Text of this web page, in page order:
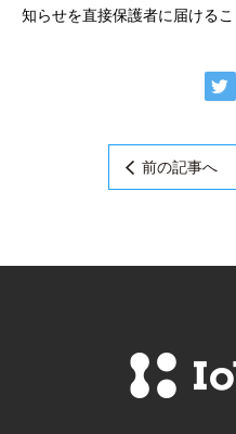
知らせを直接保護者に届けるこ
前の記事へ